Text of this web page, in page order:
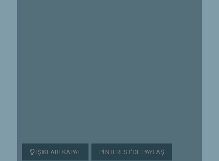
IŞIKLARI KAPAT PINTEREST'DE PAYLAŞ